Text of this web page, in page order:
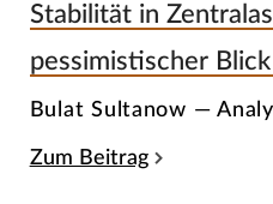
Stabilität in
pessimistischer
Bulat Sultanow —
Zum Beitrag